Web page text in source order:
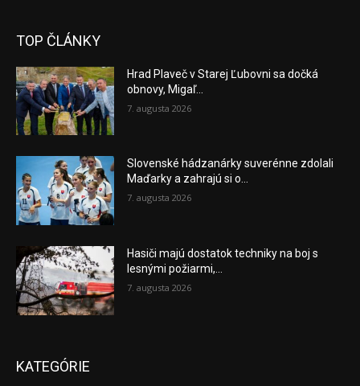
TOP ČLÁNKY
Hrad Plaveč v Starej Ľubovni sa dočká
obnovy, Migaľ...
7. augusta 2026
Slovenské hádzanárky suverénne zdolali
Maďarky a zahrajú si o...
7. augusta 2026
Hasiči majú dostatok techniky na boj s
lesnými požiarmi,...
7. augusta 2026
KATEGÓRIE